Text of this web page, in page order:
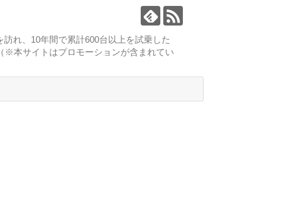
れ、10年間で累計600台以上を試乗した
※本サイトはプロモーションが含まれてい